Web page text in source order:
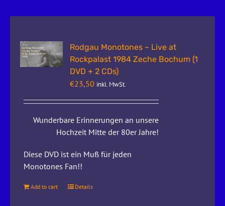
Rodgau Monotones – Live at
Rockpalast 1984 Zeche Bochum (1
DVD + 2 CDs)
€23,50 inkl. MwSt.
Wunderbare Erinnerungen an unsere
Hochzeit Mitte der 80er Jahre!
Diese DVD ist ein Muß für jeden
Monotones Fan!!
Add to cart Details